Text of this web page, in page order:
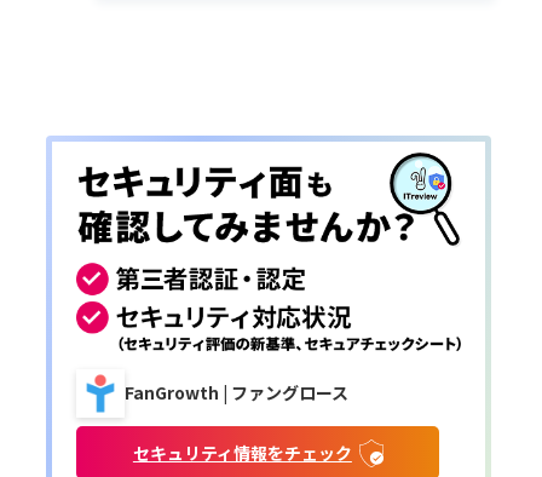
FanGrowth | ファングロース
セキュリティ情報をチェック